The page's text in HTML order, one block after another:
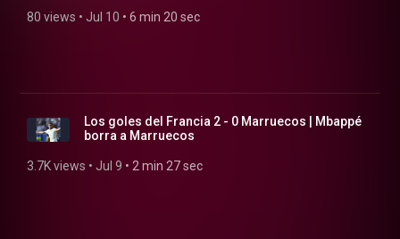
80 views • Jul 10 • 6 min 20 sec
Los goles del Francia 2 - 0 Marruecos | Mbappé
borra a Marruecos
3.7K views • Jul 9 • 2 min 27 sec